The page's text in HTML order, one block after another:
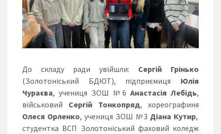
До складу ради увійшли: Сергій Грінько
(Золотоніський БДЮТ), підприємиця Юлія
Чураєва, учениця ЗОШ №6 Анастасія Лебідь,
військовий Сергій Тонкопряд, хореографиня
Олеся Орленко, учениця ЗОШ №3 Діана Кутир,
студентка ВСП Золотоніський фаховий коледж